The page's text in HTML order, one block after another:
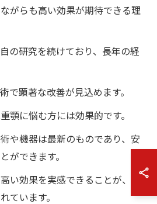
がらも高い効果が期待できる理
の研究を続けており、長年の経
で顕著な改善が見込めます。
顎に悩む方には効果的です。
や機器は最新のものであり、安
ができます。
い効果を実感できることが、多
ています。